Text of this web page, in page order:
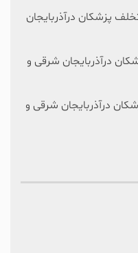
پزشکان درآذربایجان
درآذربایجان شرقی و
درآذربایجان شرقی و